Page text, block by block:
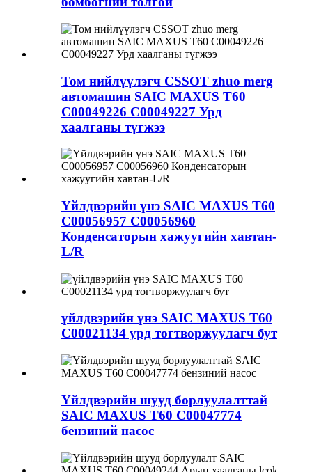
Том нийлүүлэгч CSSOT zhuo merg
автомашин SAIC MAXUS T60
C00049226 C00049227 Урд
хаалганы түгжээ
Үйлдвэрийн үнэ SAIC MAXUS T60
C00056957 C00056960
Конденсаторын хажуугийн хавтан-
L/R
үйлдвэрийн үнэ SAIC MAXUS T60
C00021134 урд тогтворжуулагч бут
Үйлдвэрийн шууд борлуулалттай
SAIC MAXUS T60 C00047774
бензиний насос